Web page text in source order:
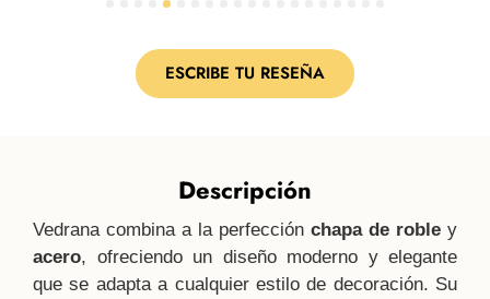
9
ESCRIBE TU RESEÑA
Descripción
Vedrana combina a la perfección chapa de roble y
acero, ofreciendo un diseño moderno y elegante
que se adapta a cualquier estilo de decoración. Su